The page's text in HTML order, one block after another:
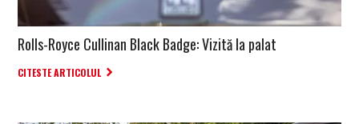
Rolls-Royce Cullinan Black Badge: Vizită la palat
CITESTE ARTICOLUL